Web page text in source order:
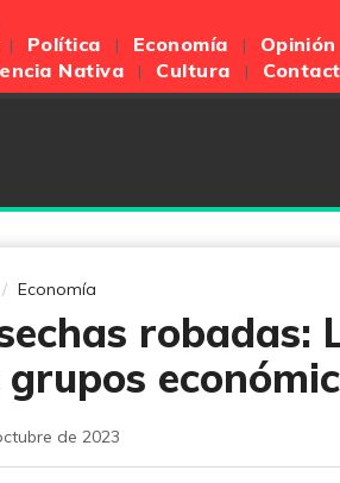
Política Economía Opinión
Nativa
Cultura
Economía
robadas:
grupos
de 2023